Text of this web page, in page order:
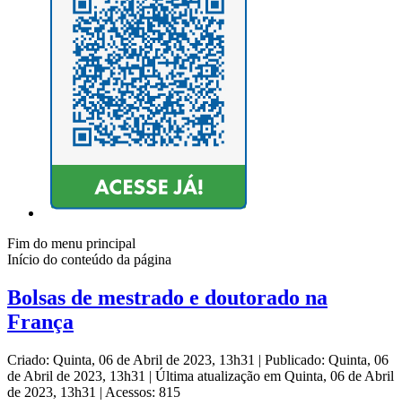
Fim do menu principal
Início do conteúdo da página
Bolsas de mestrado e doutorado na
França
Criado: Quinta, 06 de Abril de 2023, 13h31 | Publicado: Quinta, 06
de Abril de 2023, 13h31 | Última atualização em Quinta, 06 de Abril
de 2023, 13h31 | Acessos: 815